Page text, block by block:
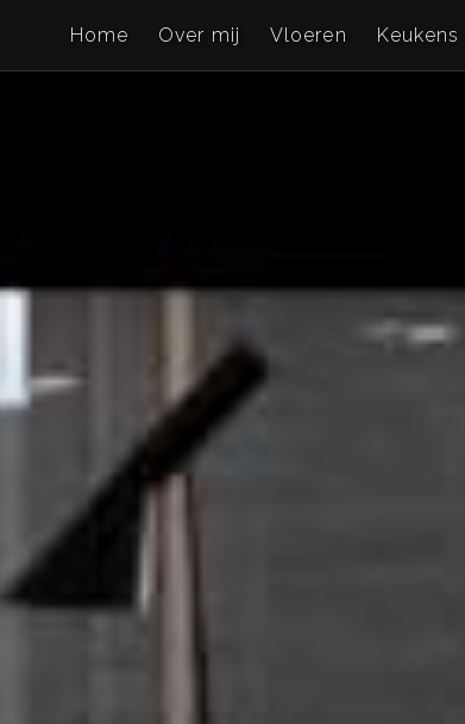
Home Over mij Vloeren Keukens